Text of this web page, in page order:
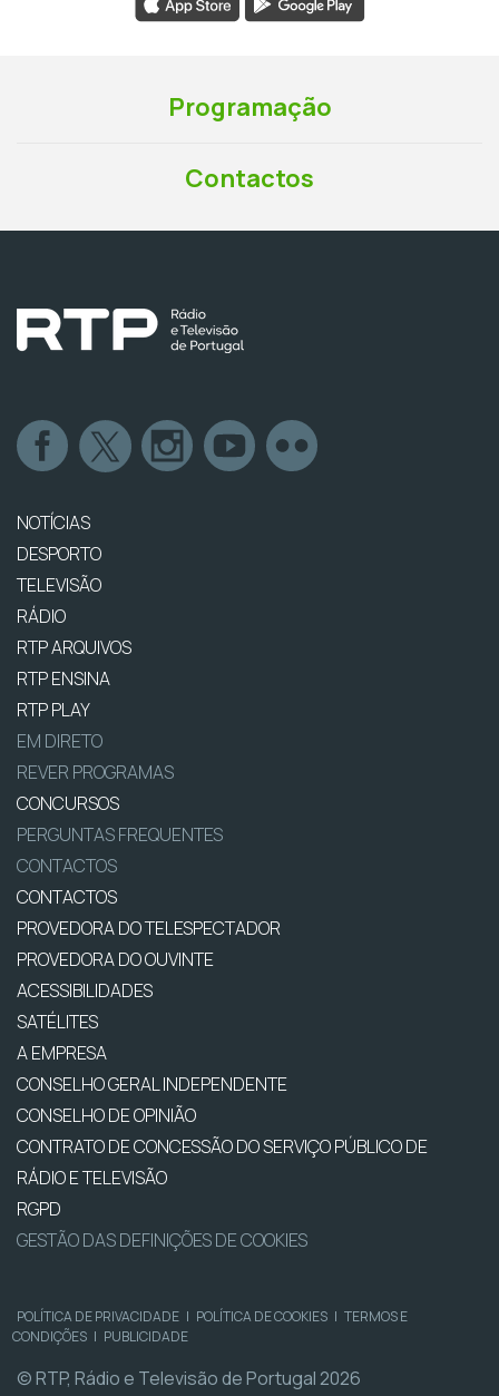
Programação
Contactos
NOTÍCIAS
DESPORTO
TELEVISÃO
RÁDIO
RTP ARQUIVOS
RTP ENSINA
RTP PLAY
EM DIRETO
REVER PROGRAMAS
CONCURSOS
PERGUNTAS FREQUENTES
CONTACTOS
CONTACTOS
PROVEDORA DO TELESPECTADOR
PROVEDORA DO OUVINTE
ACESSIBILIDADES
SATÉLITES
A EMPRESA
CONSELHO GERAL INDEPENDENTE
CONSELHO DE OPINIÃO
CONTRATO DE CONCESSÃO DO SERVIÇO PÚBLICO DE
RÁDIO E TELEVISÃO
RGPD
GESTÃO DAS DEFINIÇÕES DE COOKIES
POLÍTICA DE PRIVACIDADE | POLÍTICA DE COOKIES | TERMOS E
CONDIÇÕES | PUBLICIDADE
© RTP, Rádio e Televisão de Portugal 2026